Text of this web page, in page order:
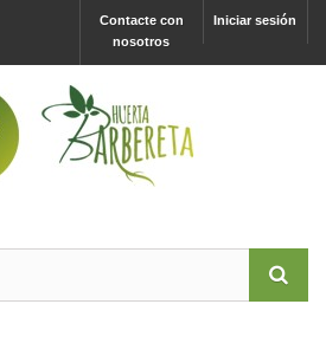
Iniciar sesión
Contacte con
nosotros